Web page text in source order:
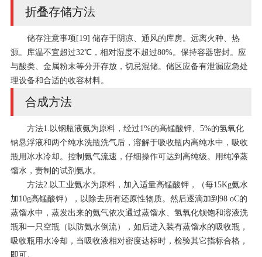
折叠存储方法
储存注意事项[19] 储存于阴凉、通风的库房。远离火种、热
源。库温不宜超过32℃，相对湿度不超过80%。保持容器密封。应
与酸类、金属粉末等分开存放，切忌混储。储区应备有泄漏应急处
理设备和合适的收容材料。
合成方法
方法1.以钢瓶液氨为原料，经过1%的高锰酸钾、5%的氢氧化
钠悬浮液和两个纯水洗瓶洗气后，溶解于吸收瓶内高纯水中，吸收
瓶用冰水冷却。控制氨气流速，仔细操作可达到高纯级。用纯净蒸
馏水，责制的试剂氨水。
方法2.以工业氨水为原料，加入适量高锰酸钾，（每15Kg氨水
加10g高锰酸钾），以除去所有还原性物质。然后逐滴加到98 oC的
蒸馏水中，蒸发出来的氨气依次通过蒸馏水、氢氧化钡饱和溶液洗
瓶和一只空瓶（以防氨水倒流），如后进入装有蒸馏水的吸收瓶，
吸收瓶用水冷却，当吸收液相对密度达标时，检验其它指标合格，
即可。